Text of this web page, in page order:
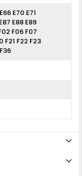
E70 E71
E88 E89
F06 F07
F21 F22 F23